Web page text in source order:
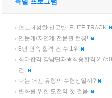
연고서성한 전문반: ELITE TRACK
인문계/자연계 전문관 런칭!
8년 연속 합격 건 수 1위
최다합격 강남단과★최종합격 2,750
건!
나는 어떤 유형의 수험생일까?
변화를 위한 도전의 첫 걸음